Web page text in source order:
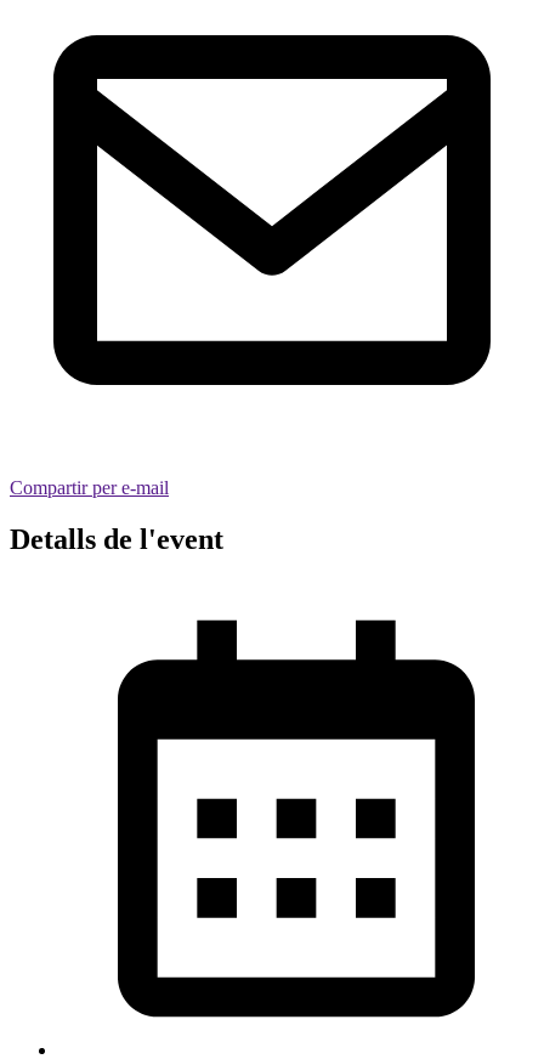
Compartir per e-mail
Detalls de l'event